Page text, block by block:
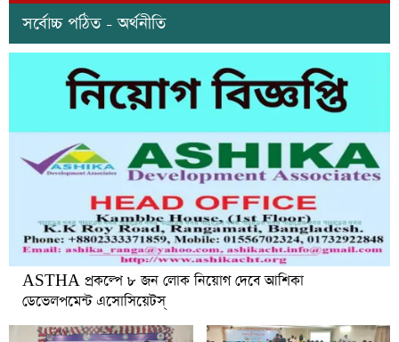
সর্বোচ্চ পঠিত - অর্থনীতি
ASTHA প্রকল্পে ৮ জন লোক নিয়োগ দেবে আশিকা
ডেভেলপমেন্ট এসোসিয়েটস্